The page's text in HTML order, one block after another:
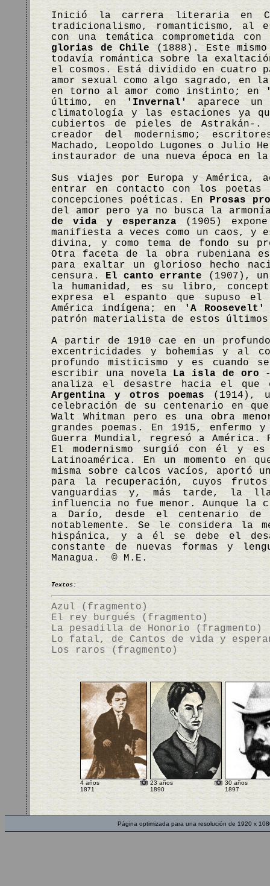
Inició la carrera literaria en
tradicionalismo, romanticismo, al
con una temática comprometida
glorias de Chile (1888). Este
todavía romántica sobre la
el cosmos. Está dividido en cuatro
amor sexual como algo sagrado,
en torno al amor como instinto; en
último, en 'Invernal'
aparece un
climatología y las estaciones ya
cubiertos de pieles de Astrakán-.
creador del modernismo;
Machado, Leopoldo Lugones o Julio
instaurador de una nueva época en
Sus viajes por Europa y América,
entrar en contacto con los poetas
concepciones poéticas. En Prosas
del amor pero ya no busca la
de vida y esperanza(1905)
manifiesta a veces como un caos, y
divina, y como tema de fondo su
Otra faceta de la obra rubeniana
para exaltar un glorioso hecho
censura. El canto errante(1907), un
la humanidad, es su libro,
expresa el espanto que supuso
América indígena; en
'A Roosevelt'
patrón materialista de estos
A partir de 1910 cae en un
excentricidades y bohemias y al
profundo misticismo y es
escribir una novelaLa isla de oro -
analiza el desastre hacia el que
Argentina y otros poemas (1914),
celebración de su centenario en
Walt Whitman pero es una obra
grandes poemas. En 1915,
Guerra Mundial, regresó a
El modernismo surgió con él y
Latinoamérica. En un momento
misma sobre calcos vacíos, aportó
para la recuperación, cuyos
vanguardias y, más tarde, la
influencia no fue menor. Aunque la
a Darío, desde el centenario de
notablemente. Se le considera la
hispánica, y a él se debe el
constante de nuevas formas y
Managua. © M.E.
Textos:
Azul (fragmento)
El rey burgués (fragmento)
La pesadilla de Honorio (fragmento)
Lo fatal, de Cantos de vida y
Los raros (fragmento)
4 años
1871
23 años
1890
30 años
1897
Página optimizada para una resolución de 1920 x